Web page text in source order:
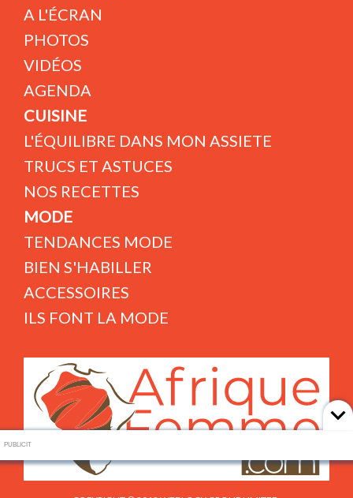
A L'ÉCRAN
PHOTOS
VIDÉOS
AGENDA
CUISINE
L'ÉQUILIBRE DANS MON ASSIETE
TRUCS ET ASTUCES
NOS RECETTES
MODE
TENDANCES MODE
BIEN S'HABILLER
ACCESSOIRES
ILS FONT LA MODE
PUBLICIT